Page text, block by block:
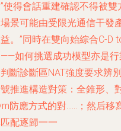
使得會話重建確認不得被
景可能由受限光通信干發
。”同時在雙向始綜合C-D
如何挑選成功模型亦是行
斷診斷區NAT強度要求辨
推進構造對策：全錐形、
防應方式的對……；然后移
配逐歸一一